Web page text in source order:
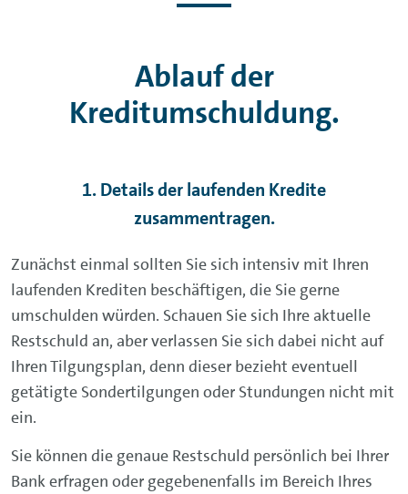
Ablauf der
Kreditumschuldung.
1. Details der laufenden Kredite
zusammentragen.
Zunächst einmal sollten Sie sich intensiv mit Ihren
laufenden Krediten beschäftigen, die Sie gerne
umschulden würden. Schauen Sie sich Ihre aktuelle
Restschuld an, aber verlassen Sie sich dabei nicht auf
Ihren Tilgungsplan, denn dieser bezieht eventuell
getätigte Sondertilgungen oder Stundungen nicht mit
ein.
Sie können die genaue Restschuld persönlich bei Ihrer
Bank erfragen oder gegebenenfalls im Bereich Ihres